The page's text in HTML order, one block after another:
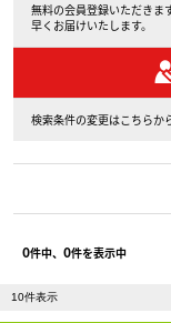
無料の会員登録いただきま
早くお届けいたします。
検索条件の変更はこちらか
0件中、 0件を表示中